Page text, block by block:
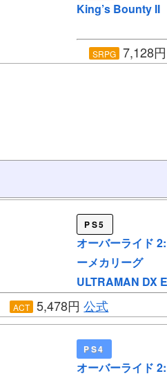
King’s Bounty II
SRPG 7,128
PS5
オーバーライド
ーメカリーグ
ULTRAMAN DX
ACT 5,478円公式
PS4
オーバーライド